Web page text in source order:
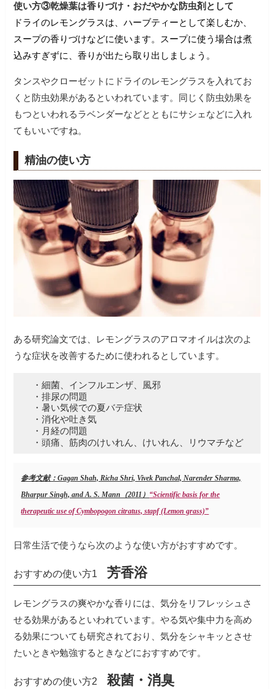
使い方③乾燥葉は香りづけ・おだやかな防虫剤として
ドライのレモングラスは、ハーブティーとして楽しむか、
スープの香りづけなどに使います。 スープに使う場合は煮
込みすぎずに、香りが出たら取り出しましょう。
タンスやクローゼットにドライのレモングラスを入れてお
くと防虫効果があるといわれています。 同じく防虫効果を
もつといわれるラベンダーなどとともにサシェなどに入れ
てもいいですね。
精油の使い方
ある研究論文では、レモングラスのアロマオイルは次のよ
うな症状を改善するために使われるとしています。
・細菌、インフルエンザ、風邪
・排尿の問題
・暑い気候での夏バテ症状
・消化や吐き気
・月経の問題
・頭痛、筋肉のけいれん、けいれん、リウマチなど
参考文献：Gagan Shah, Richa Shri, Vivek Panchal, Narender Sharma,
Bharpur Singh, and A. S. Mann（2011） “Scientific basis for the
therapeutic use of Cymbopogon citratus, stapf (Lemon grass)”
日常生活で使うなら次のような使い方がおすすめです。
おすすめの使い方1芳香浴
レモングラスの爽やかな香りには、気分をリフレッシュさ
せる効果があるといわれています。やる気や集中力を高め
る効果についても研究されており、気分をシャキッとさせ
たいときや勉強するときなどにおすすめです。
おすすめの使い方2殺菌・消臭